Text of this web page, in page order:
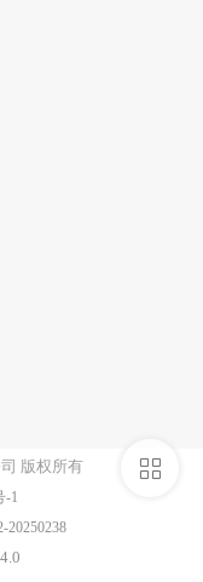
版权所有
-1